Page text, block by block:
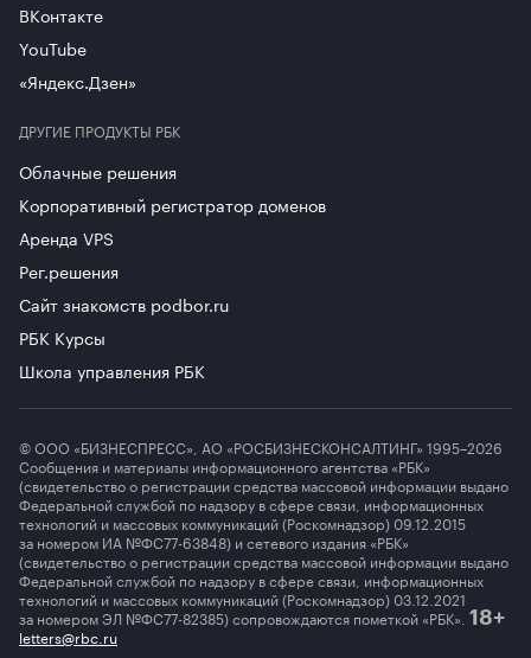
ДРУГИЕ ПРОДУКТЫ РБК
Облачные решения
Корпоративный регистратор доменов
Аренда VPS
Рег.решения
Сайт знакомств podbor.ru
РБК Курсы
Школа управления РБК
ВКонтакте
YouTube
«Яндекс.Дзен»
© ООО «БИЗНЕСПРЕСС», АО «РОСБИЗНЕСКОНСАЛТИНГ» 1995–2026
Сообщения и материалы информационного агентства «РБК»
(свидетельство о регистрации средства массовой информации выдано
Федеральной службой по надзору в сфере связи, информационных
технологий и массовых коммуникаций (Роскомнадзор) 09.12.2015
за номером ИА №ФС77-63848) и сетевого издания «РБК»
(свидетельство о регистрации средства массовой информации выдано
Федеральной службой по надзору в сфере связи, информационных
технологий и массовых коммуникаций (Роскомнадзор) 03.12.2021
за номером ЭЛ №ФС77-82385) сопровождаются пометкой «РБК». 18+
letters@rbc.ru